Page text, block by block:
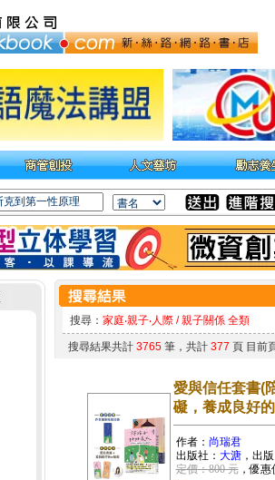
搜尋： 家庭‧親子‧人際 / 親子關係 全類
搜尋結果共計 3765筆，共計 377 頁 目前
愛與信任套書(
礙，養成良好
作者： 尚瑞君
出版社： 大溏，出
定價：800 元，優惠